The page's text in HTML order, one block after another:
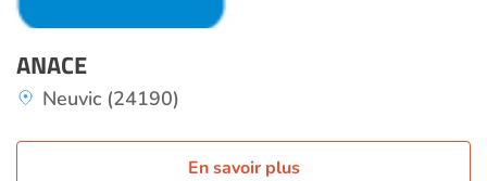
ANACE
Neuvic (24190)
En savoir plus